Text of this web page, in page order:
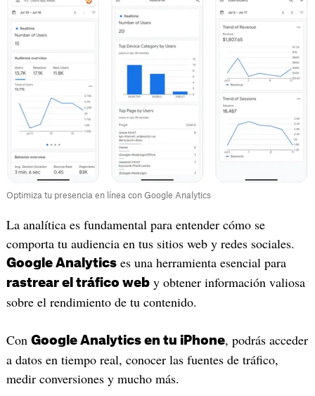
Optimiza tu presencia en línea con Google Analytics
La analítica es fundamental para entender cómo se
comporta tu audiencia en tus sitios web y redes sociales.
Google Analyticses una herramienta esencial para
rastrear el tráfico weby obtener información valiosa
sobre el rendimiento de tu contenido.
Con Google Analytics en tu iPhone, podrás acceder
a datos en tiempo real, conocer las fuentes de tráfico,
medir conversiones y mucho más.